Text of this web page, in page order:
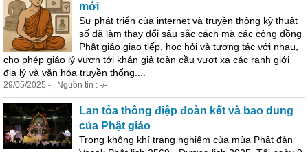
mới
Sự phát triển của internet và truyền thông kỹ thuật
số đã làm thay đổi sâu sắc cách mà các cộng đồng
Phật giáo giao tiếp, học hỏi và tương tác với nhau,
cho phép giáo lý vươn tới khán giả toàn cầu vượt xa các ranh giới
địa lý và văn hóa truyền thống....
29/05/2025 - | Nguồn tin : -/-
Lan tỏa thông điệp đoàn kết và bao dung
của Phật giáo
Trong không khí trang nghiêm của mùa Phật đản